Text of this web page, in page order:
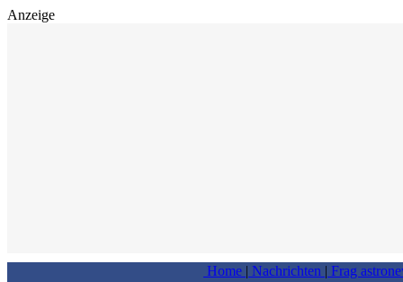
Anzeige
Home | Nachrichten | Frag